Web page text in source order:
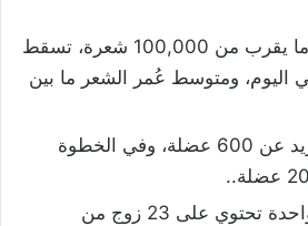
رأس الإنسان بها ما يقرب من 100,000 شعرة، تسقط
اليوم، ومتوسط عُمر الشعر ما بين
عضلات الجسم تزيد عن 600 عضلة، وفي الخطوة
خلايا الجسم كُل واحدة تحتوي على 23 زوج من